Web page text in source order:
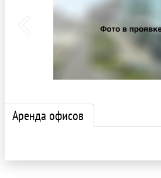
Аренда офисов